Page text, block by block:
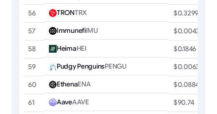
56 TRONTRX $0.3299
57 ImmunefiIMU $0.00437877
58 HeimaHEI $0.1846
59 Pudgy PenguinsPENGU $0.00631061
60 EthenaENA $0.0884
61 AaveAAVE $90.74